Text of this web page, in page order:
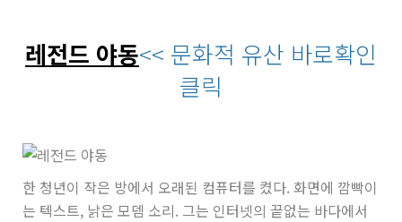
레전드 야동<< 문화적 유산 바로확인
클릭
한 청년이 작은 방에서 오래된 컴퓨터를 켰다. 화면에 깜빡이
는 텍스트, 낡은 모뎀 소리. 그는 인터넷의 끝없는 바다에서